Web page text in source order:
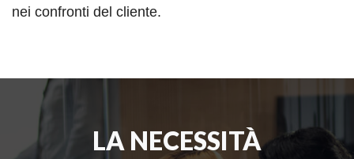
nei confronti del cliente.
LA NECESSITÀ